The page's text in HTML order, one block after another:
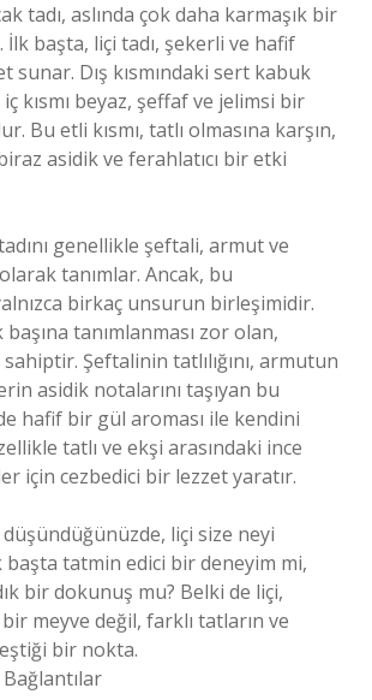
tadı, aslında çok daha karmaşık bir
İlk başta, liçi tadı, şekerli ve hafif
sunar. Dış kısmındaki sert kabuk
kısmı beyaz, şeffaf ve jelimsi bir
Bu etli kısmı, tatlı olmasına karşın,
asidik ve ferahlatıcı bir etki
genellikle şeftali, armut ve
olarak tanımlar. Ancak, bu
birkaç unsurun birleşimidir.
başına tanımlanması zor olan,
Şeftalinin tatlılığını, armutun
asidik notalarını taşıyan bu
hafif bir gül aroması ile kendini
tatlı ve ekşi arasındaki ince
için cezbedici bir lezzet yaratır.
liçi size neyi
başta tatmin edici bir deneyim mi,
bir dokunuş mu? Belki de liçi,
meyve değil, farklı tatların ve
bir nokta.